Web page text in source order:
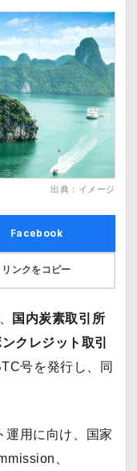
出典：イメージ
Facebook
リンクをコピー
国内炭素取引所
クレジット取引
号を発行し、同
運用に向け、国家
、